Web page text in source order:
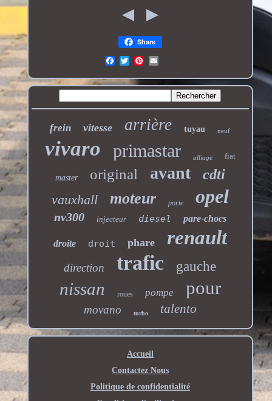
Share
frein vitesse arrière tuyau neuf
vivaro primastar alliage fiat
master original avant cdti
vauxhall moteur porte opel
nv300 injecteur diesel pare-chocs
droite droit phare renault
direction trafic gauche
nissan roues pompe pour
movano turbo talento
Accueil
Contactez Nous
Politique de confidentialité